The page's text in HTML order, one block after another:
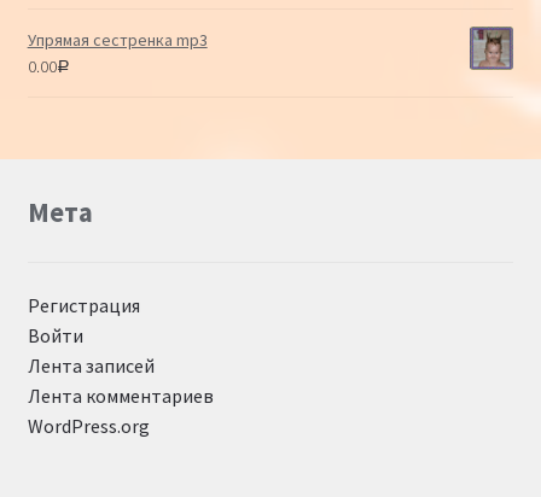
Упрямая сестренка mp3
0.00Р
Мета
Регистрация
Войти
Лента записей
Лента комментариев
WordPress.org